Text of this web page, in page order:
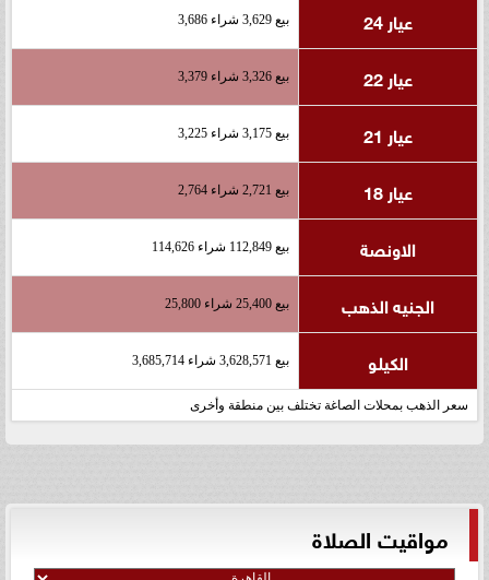
عيار 24
بيع 3,629 شراء 3,686
عيار 22 بيع 3,326 شراء 3,379
عيار 21 بيع 3,175 شراء 3,225
عيار 18 بيع 2,721 شراء 2,764
الاونصة بيع 112,849 شراء 114,626
الجنيه الذهب بيع 25,400 شراء 25,800
الكيلو بيع 3,628,571 شراء 3,685,714
سعر الذهب بمحلات الصاغة تختلف بين منطقة وأخرى
مواقيت الصلاة